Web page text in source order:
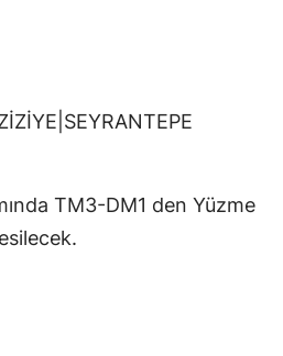
TM3-DM1 den Yüzme